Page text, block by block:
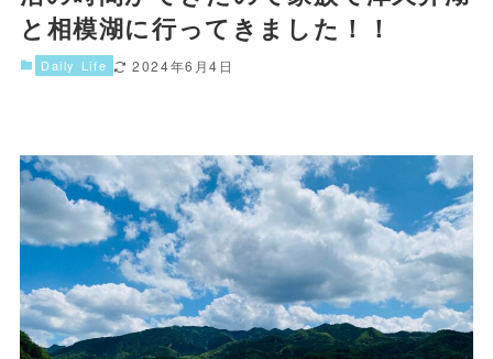
と相模湖に行ってきました！！
Daily Life 2024年6月4日